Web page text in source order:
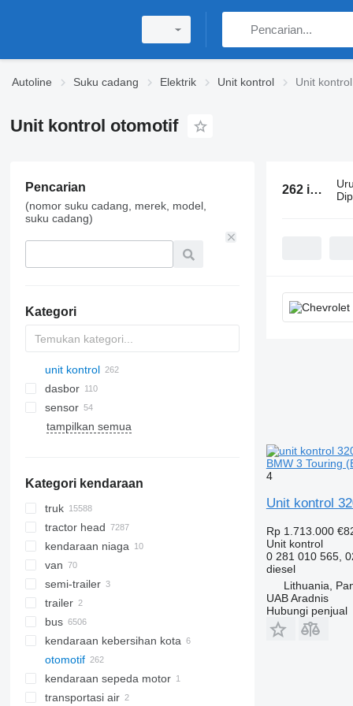
Autoline Suku cadang Elektrik Unit kontrol Unit
Unit kontrol otomotif
Pencarian
(nomor suku cadang, merek, model,
suku cadang)
Kategori
unit kontrol
dasbor
sensor
tampilkan semua
Kategori kendaraan
truk
tractor head
kendaraan niaga
van
semi-trailer
trailer
bus
kendaraan kebersihan kota
peralatan pembersih jalan
mobil pengangkut kerikil
peralatan penyapu jalan
mesin pembersih kota
truk sampah
otomotif
kendaraan sepeda motor
transportasi air
262 iklan:
BMW 3 Touring
4
Unit kontrol
Rp 1.713.000
Unit kontrol
0 281 010 565,
diesel
Lithuania,
UAB Aradnis
Hubungi penjual